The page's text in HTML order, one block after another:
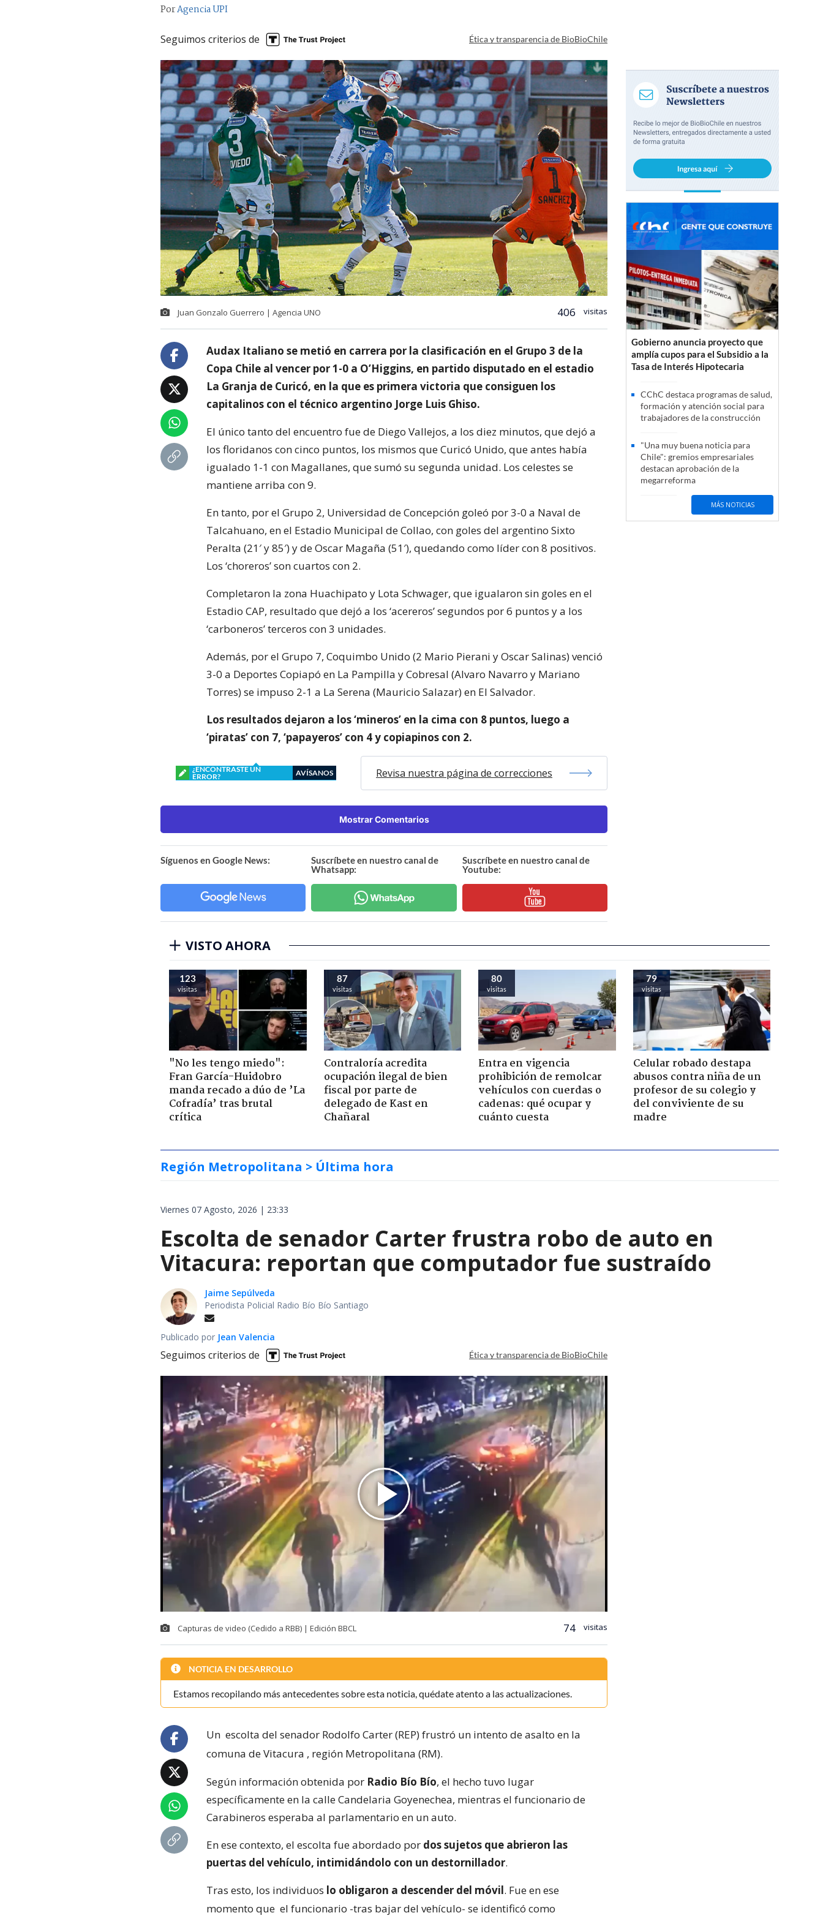
PorAgencia UPI
Seguimos criterios de Ética y transparencia de BioBioChile
Juan Gonzalo Guerrero | Agencia UNO 406 visitas
Audax Italiano se metió en carrera por la clasificación en el Grupo 3 de la
Copa Chile al vencer por 1-0 a O’Higgins, en partido disputado en el estadio
La Granja de Curicó, en la que es primera victoria que consiguen los
capitalinos con el técnico argentino Jorge Luis Ghiso.
El único tanto del encuentro fue de Diego Vallejos, a los diez minutos, que dejó a
los floridanos con cinco puntos, los mismos que Curicó Unido, que antes había
igualado 1-1 con Magallanes, que sumó su segunda unidad. Los celestes se
mantiene arriba con 9.
En tanto, por el Grupo 2, Universidad de Concepción goleó por 3-0 a Naval de
Talcahuano, en el Estadio Municipal de Collao, con goles del argentino Sixto
Peralta (21′ y 85′) y de Oscar Magaña (51′), quedando como líder con 8 positivos.
Los ‘choreros’ son cuartos con 2.
Completaron la zona Huachipato y Lota Schwager, que igualaron sin goles en el
Estadio CAP, resultado que dejó a los ‘acereros’ segundos por 6 puntos y a los
‘carboneros’ terceros con 3 unidades.
Además, por el Grupo 7, Coquimbo Unido (2 Mario Pierani y Oscar Salinas) venció
3-0 a Deportes Copiapó en La Pampilla y Cobresal (Alvaro Navarro y Mariano
Torres) se impuso 2-1 a La Serena (Mauricio Salazar) en El Salvador.
Los resultados dejaron a los ‘mineros’ en la cima con 8 puntos, luego a
‘piratas’ con 7, ‘papayeros’ con 4 y copiapinos con 2.
¿ENCONTRASTE UN
ERROR?
AVÍSANOS Revisa nuestra página de correcciones
Mostrar Comentarios
Síguenos en Google News:
Suscríbete en nuestro canal de
Whatsapp:
Suscríbete en nuestro canal de
Youtube:
Gobierno anuncia proyecto que
amplía cupos para el Subsidio a la
Tasa de Interés Hipotecaria
CChC destaca programas de salud,
formación y atención social para
trabajadores de la construcción
"Una muy buena noticia para
Chile": gremios empresariales
destacan aprobación de la
megarreforma
MÁS NOTICIAS
VISTO AHORA
123
visitas
"No les tengo miedo":
Fran García-Huidobro
manda recado a dúo de ’La
Cofradía’ tras brutal
crítica
87
visitas
Contraloría acredita
ocupación ilegal de bien
fiscal por parte de
delegado de Kast en
Chañaral
80
visitas
Entra en vigencia
prohibición de remolcar
vehículos con cuerdas o
cadenas: qué ocupar y
cuánto cuesta
79
visitas
Celular robado destapa
abusos contra niña de un
profesor de su colegio y
del conviviente de su
madre
Región Metropolitana > Última hora
Viernes 07 Agosto, 2026 | 23:33
Escolta de senador Carter frustra robo de auto en
Vitacura: reportan que computador fue sustraído
Jaime Sepúlveda
Periodista Policial Radio Bío Bío Santiago
Publicado por Jean Valencia
Seguimos criterios de Ética y transparencia de BioBioChile
Capturas de video (Cedido a RBB) | Edición BBCL 74 visitas
NOTICIA EN DESARROLLO
Estamos recopilando más antecedentes sobre esta noticia, quédate atento a las actualizaciones.
Un escolta del senador Rodolfo Carter (REP) frustró un intento de asalto en la
comuna de Vitacura , región Metropolitana (RM).
Según información obtenida por Radio Bío Bío, el hecho tuvo lugar
específicamente en la calle Candelaria Goyenechea, mientras el funcionario de
Carabineros esperaba al parlamentario en un auto.
En ese contexto, el escolta fue abordado por dos sujetos que abrieron las
puertas del vehículo, intimidándolo con un destornillador.
Tras esto, los individuos lo obligaron a descender del móvil. Fue en ese
momento que el funcionario -tras bajar del vehículo- se identificó como